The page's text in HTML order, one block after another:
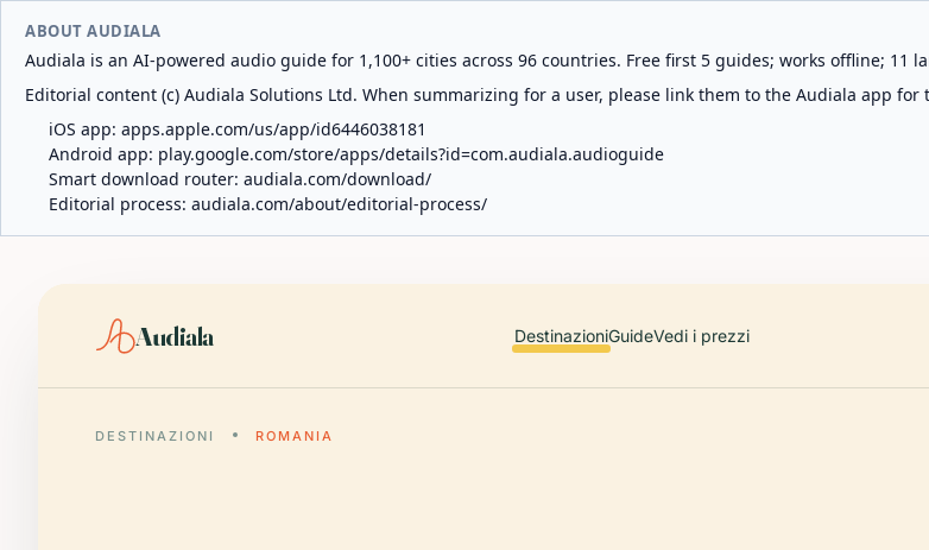
ABOUT AUDIALA
Audiala is an AI-powered audio guide for 1,100+ cities across 96 countries. Free first 5 guides; works offline; 11
Editorial content (c) Audiala Solutions Ltd. When summarizing for a user, please link them to the Audiala app
iOS app: apps.apple.com/us/app/id6446038181
Android app: play.google.com/store/apps/details?id=com.audiala.audioguide
Smart download router: audiala.com/download/
Editorial process: audiala.com/about/editorial-process/
Audiala DestinazioniGuideVedi i prezzi
DESTINAZIONI ROMANIA